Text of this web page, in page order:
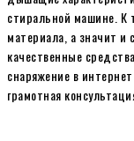
стиральной машине. К
материала, а значит
качественные
снаряжение в
грамотная